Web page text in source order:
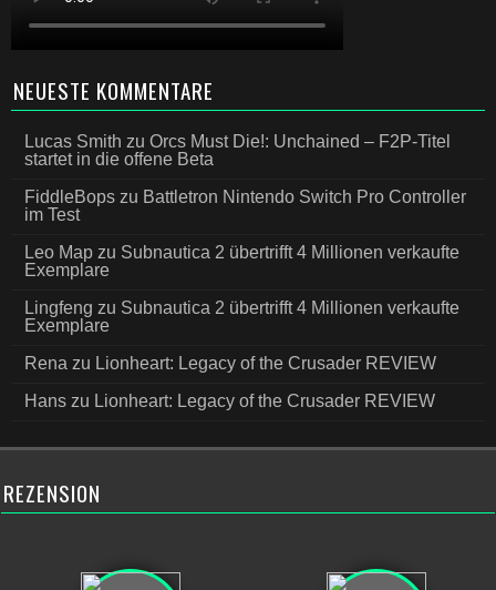
NEUESTE KOMMENTARE
Lucas Smith zu Orcs Must Die!: Unchained – F2P-Titel
startet in die offene Beta
FiddleBops zu Battletron Nintendo Switch Pro Controller
im Test
Leo Map zu Subnautica 2 übertrifft 4 Millionen verkaufte
Exemplare
Lingfeng zu Subnautica 2 übertrifft 4 Millionen verkaufte
Exemplare
Rena zu Lionheart: Legacy of the Crusader REVIEW
Hans zu Lionheart: Legacy of the Crusader REVIEW
REZENSION